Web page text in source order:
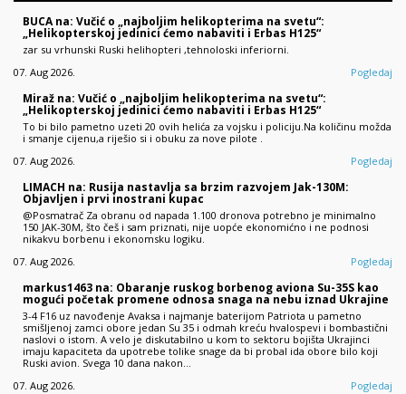
BUCA na: Vučić o „najboljim helikopterima na svetu“:
„Helikopterskoj jedinici ćemo nabaviti i Erbas H125“
zar su vrhunski Ruski helihopteri ,tehnoloski inferiorni.
07. Aug 2026.
Pogledaj
Miraž na: Vučić o „najboljim helikopterima na svetu“:
„Helikopterskoj jedinici ćemo nabaviti i Erbas H125“
To bi bilo pametno uzeti 20 ovih helića za vojsku i policiju.Na količinu možda
i smanje cijenu,a riješio si i obuku za nove pilote .
07. Aug 2026.
Pogledaj
LIMACH na: Rusija nastavlja sa brzim razvojem Jak-130M:
Objavljen i prvi inostrani kupac
@Posmatrač Za obranu od napada 1.100 dronova potrebno je minimalno
150 JAK-30M, što češ i sam priznati, nije uopće ekonomićno i ne podnosi
nikakvu borbenu i ekonomsku logiku.
07. Aug 2026.
Pogledaj
markus1463 na: Obaranje ruskog borbenog aviona Su-35S kao
mogući početak promene odnosa snaga na nebu iznad Ukrajine
3-4 F16 uz navođenje Avaksa i najmanje baterijom Patriota u pametno
smišljenoj zamci obore jedan Su 35 i odmah kreću hvalospevi i bombastični
naslovi o istom. A velo je diskutabilno u kom to sektoru bojišta Ukrajinci
imaju kapaciteta da upotrebe tolike snage da bi probal ida obore bilo koji
Ruski avion. Svega 10 dana nakon…
07. Aug 2026.
Pogledaj